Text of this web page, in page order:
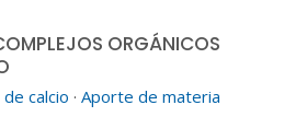
ORGÁNICOS
calcio · Aporte de materia